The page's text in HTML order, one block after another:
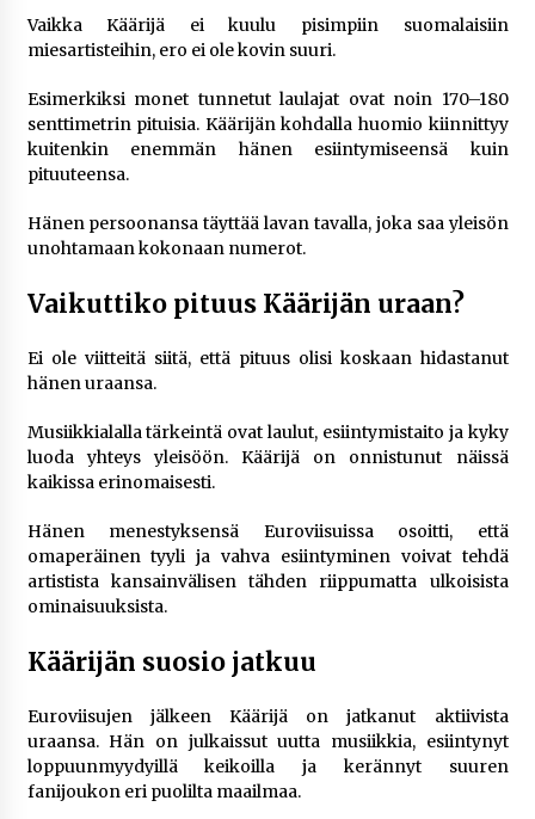
Vaikka Käärijä ei kuulu pisimpiin suomalaisiin
miesartisteihin, ero ei ole kovin suuri.
Esimerkiksi monet tunnetut laulajat ovat noin 170–180
senttimetrin pituisia. Käärijän kohdalla huomio kiinnittyy
kuitenkin enemmän hänen esiintymiseensä kuin
pituuteensa.
Hänen persoonansa täyttää lavan tavalla, joka saa yleisön
unohtamaan kokonaan numerot.
Vaikuttiko pituus Käärijän uraan?
Ei ole viitteitä siitä, että pituus olisi koskaan hidastanut
hänen uraansa.
Musiikkialalla tärkeintä ovat laulut, esiintymistaito ja kyky
luoda yhteys yleisöön. Käärijä on onnistunut näissä
kaikissa erinomaisesti.
Hänen menestyksensä Euroviisuissa osoitti, että
omaperäinen tyyli ja vahva esiintyminen voivat tehdä
artistista kansainvälisen tähden riippumatta ulkoisista
ominaisuuksista.
Käärijän suosio jatkuu
Euroviisujen jälkeen Käärijä on jatkanut aktiivista
uraansa. Hän on julkaissut uutta musiikkia, esiintynyt
loppuunmyydyillä keikoilla ja kerännyt suuren
fanijoukon eri puolilta maailmaa.